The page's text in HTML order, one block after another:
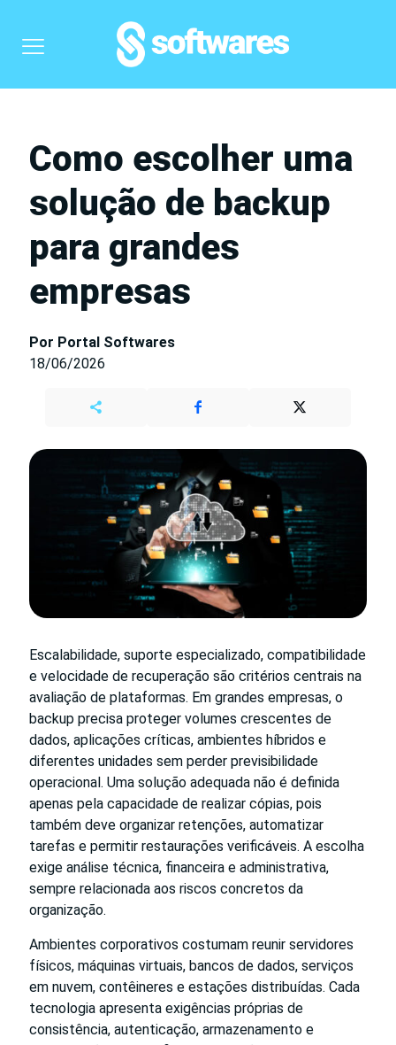
Como escolher uma
solução de backup
para grandes
empresas
Por Portal Softwares
18/06/2026
Escalabilidade, suporte especializado, compatibilidade
e velocidade de recuperação são critérios centrais na
avaliação de plataformas. Em grandes empresas, o
backup precisa proteger volumes crescentes de
dados, aplicações críticas, ambientes híbridos e
diferentes unidades sem perder previsibilidade
operacional. Uma solução adequada não é definida
apenas pela capacidade de realizar cópias, pois
também deve organizar retenções, automatizar
tarefas e permitir restaurações verificáveis. A escolha
exige análise técnica, financeira e administrativa,
sempre relacionada aos riscos concretos da
organização.
Ambientes corporativos costumam reunir servidores
físicos, máquinas virtuais, bancos de dados, serviços
em nuvem, contêineres e estações distribuídas. Cada
tecnologia apresenta exigências próprias de
consistência, autenticação, armazenamento e